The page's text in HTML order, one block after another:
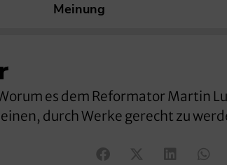
Meinung
es dem Reformator Martin
durch Werke gerecht zu